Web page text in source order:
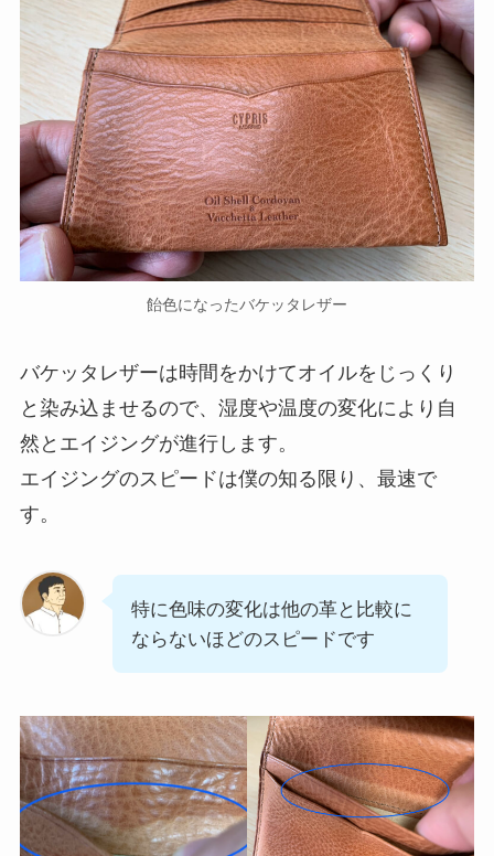
飴色になったバケッタレザー
バケッタレザーは時間をかけてオイルをじっくり
と染み込ませるので、湿度や温度の変化により自
然とエイジングが進行します。
エイジングのスピードは僕の知る限り、最速で
す。
特に色味の変化は他の革と比較に
ならないほどのスピードです